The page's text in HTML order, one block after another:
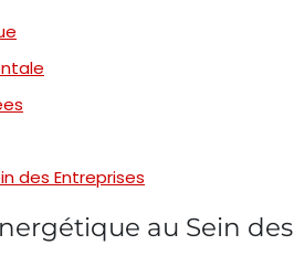
des Entreprises
au Sein des